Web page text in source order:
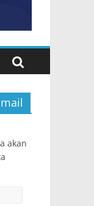
akan